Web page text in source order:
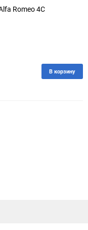
150
Romeo 4C
В корзину